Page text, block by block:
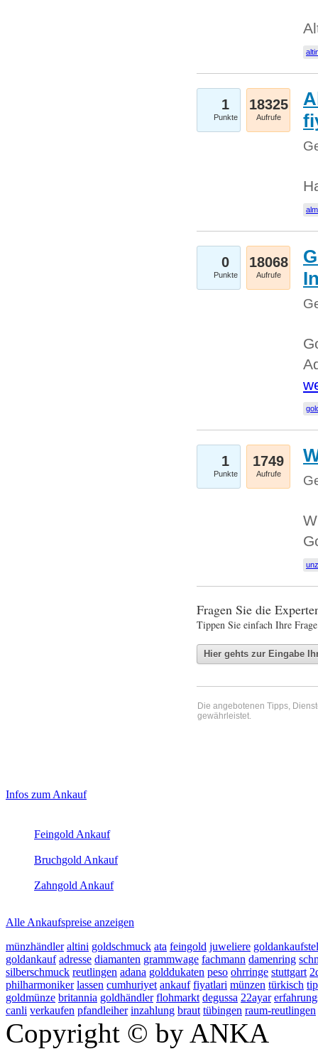
1
Punkte
18325
Aufrufe
0
Punkte
18068
Aufrufe
1
Punkte
1749
Aufrufe
Fragen Sie die
Tippen Sie einfach Ihre
Die angebotenen Tipps,
gewährleistet.
Sidebar
Infos zum Ankauf
Feingold Ankauf
Bruchgold Ankauf
Zahngold Ankauf
Alle Ankaufspreise anzeigen
münzhändler altini goldschmuck ata feingold juweliere
goldankauf adresse diamanten grammwage fachmann damenring
silberschmuck reutlingen adana golddukaten peso ohrringe stuttgart
philharmoniker lassen cumhuriyet ankauf fiyatlari münzen türkisch
goldmünze britannia goldhändler flohmarkt degussa 22ayar
canli verkaufen pfandleiher inzahlung braut tübingen raum-reutlingen
Copyright © by ANKA